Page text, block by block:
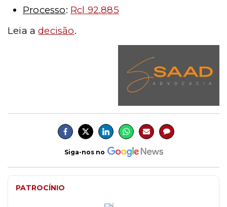
Processo: Rcl 92.885
Leia adecisão.
Siga-nos no
PATROCÍNIO